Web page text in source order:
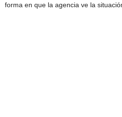
forma en que la agencia ve la